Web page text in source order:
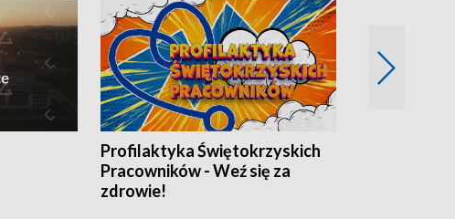
Profilaktyka Świętokrzyskich
Pracowników - Weź się za
zdrowie!